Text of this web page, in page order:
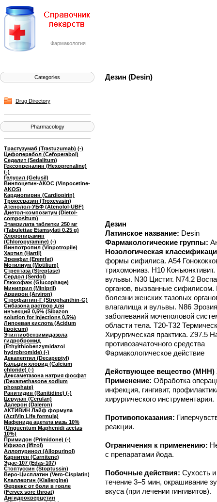
Фармакология
Categories
Drug Directory
Pharmacology
Трастузумаб (Trastuzumab) (-)
Цефоперабол (Cefoperabol)
Седалит (Sedalitum)
Гексопреналин (Hexoprenaline)
(-)
Гелусил (Gelusil)
Винпоцетин-АКОС (Vinpocetine-
AKOS)
Кардиопирин (Cardiopirin)
Троксевазин (Troxevasin)
Атенолол-УБФ (Atenolol-UBF)
Диетол-композитум (Dietol-
compositum)
Этамзилата таблетки 250 мг
(Tabulettae Etamsylati 0,25 g)
Хлоропирамин
(Chloropyramine) (-)
Винпотропил (Vinpotropile)
Хартил (Hartil)
Эремфат (Eremfat)
Мотилиум (Motilium)
Стрептаза (Streptase)
Сердол (Serdol)
Глюкофаж (Glucophage)
Миниприл (Minipril)
Арвирон (Arviron)
Строфантин-Г (Strophanthin-G)
Сибазона раствор для
инъекций 0,5% (Sibazon
solution for injections 0,5%)
Липоевая кислота (Acidum
lipoicum)
Этилтиобензимидазола
гидробромид
(Ethylthiobenzymidazol
hydrobromide) (-)
Декапептил (Decapeptyl)
Кальция хлорид (Calcium
chloride) (-)
Дексаметазона натрия фосфат
(Dexamethasone sodium
phosphate)
Ранитидин (Ranitidine) (-)
Церулан (Cerulan)
Далерон (Daleron)
АКТИВИН Лайф формула
(ActiVin Life formula)
Мафенида ацетата мазь 10%
(Unguentum Maphenidi acetas
10%)
Примидон (Primidone) (-)
Ифизол (Ifizol)
Аллопуринол (Allopurinol)
Карнитен (Carnitene)
Эдас-107 (Edas-107)
Стоптуссин (Stoptussin)
Веро-Цисплатин (Vero-Cisplatin)
Клаллергин (Klallergine)
Фервекс от боли в горле
(Fervex sore throat)
Дигидрокверцетин
Дезин (Desin)
Дезин
Латинское название: Desin
Фармакологические группы:
Нозологическая
формы сифилиса. A54
трихомониаз. H10
вульвы. N30 Цистит. N74.2
органов, вызванные сифилисом.
болезни женских тазовых
влагалища и вульвы. N86
заболеваний мочеполовой
области тела. T20-T32
Хирургическая практика. Z97.5
противозачаточного средства
Фармакологическое действие
Действующее вещество (МНН)
Применение: Обработка
инфекция, гингивит,
хирургического инструментария.
Противопоказания:
реакции.
Ограничения к применению:
с препаратами йода.
Побочные действия: Сухость
течение 3–5 мин, окрашивание
вкуса (при лечении гингивитов).